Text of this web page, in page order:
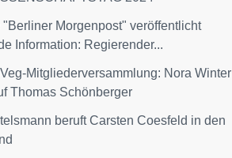
"Berliner Morgenpost" veröffentlicht
Information: Regierender...
Mitgliederversammlung: Nora Winter
Thomas Schönberger
beruft Carsten Coesfeld in den